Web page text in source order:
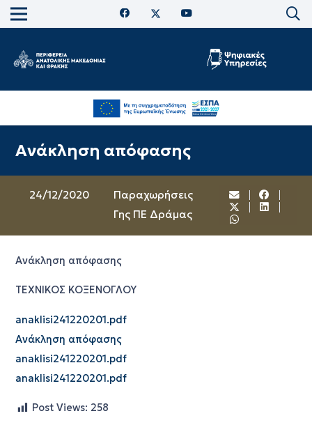
Ανάκληση απόφασης
24/12/2020
Παραχωρήσεις
Γης ΠΕ Δράμας
Ανάκληση απόφασης
ΤΕΧΝΙΚΟΣ ΚΟΞΕΝΟΓΛΟΥ
anaklisi241220201.pdf
Ανάκληση απόφασης
anaklisi241220201.pdf
anaklisi241220201.pdf
Post Views: 258